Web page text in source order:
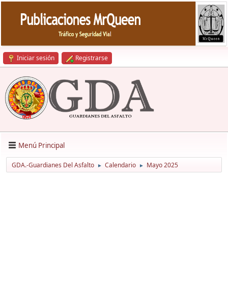
Iniciar sesión Registrarse
Menú Principal
GDA.-Guardianes Del Asfalto ► Calendario ► Mayo 2025